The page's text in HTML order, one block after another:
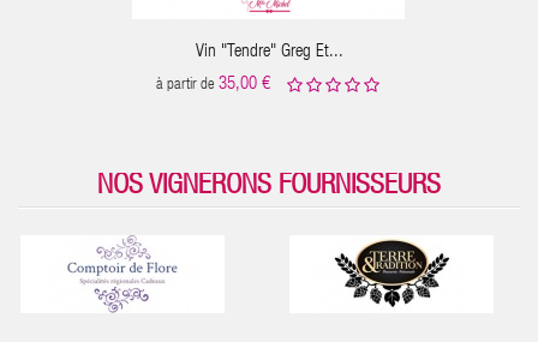
Vin "Tendre" Greg Et...
à partir de 35,00 €
NOS VIGNERONS FOURNISSEURS